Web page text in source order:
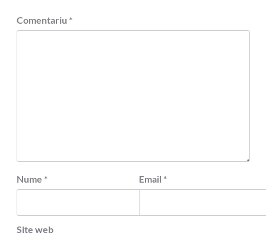
Comentariu *
Nume * Email *
Site web